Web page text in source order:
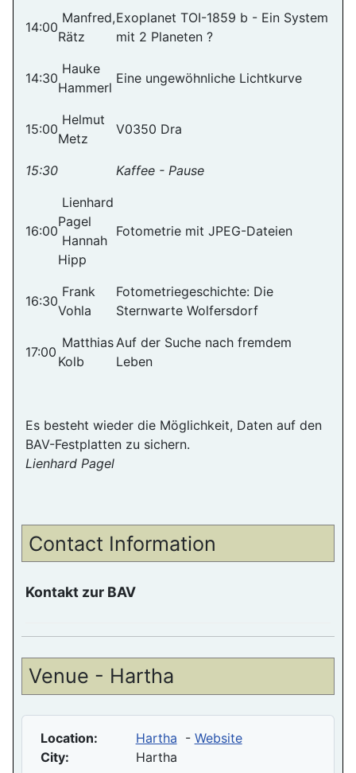
14:00
Manfred,
Rätz
Exoplanet TOI-1859 b - Ein System
mit 2 Planeten ?
14:30
Hauke
Hammerl
Eine ungewöhnliche Lichtkurve
15:00
Helmut
Metz
V0350 Dra
15:30 Kaffee - Pause
16:00
Lienhard
Pagel
Hannah
Hipp
Fotometrie mit JPEG-Dateien
16:30
Frank
Vohla
Fotometriegeschichte: Die
Sternwarte Wolfersdorf
17:00
Matthias
Kolb
Auf der Suche nach fremdem
Leben
Es besteht wieder die Möglichkeit, Daten auf den
BAV-Festplatten zu sichern.
Lienhard Pagel
Contact Information
Kontakt zur BAV
Venue - Hartha
Location: Hartha - Website
City:
Hartha